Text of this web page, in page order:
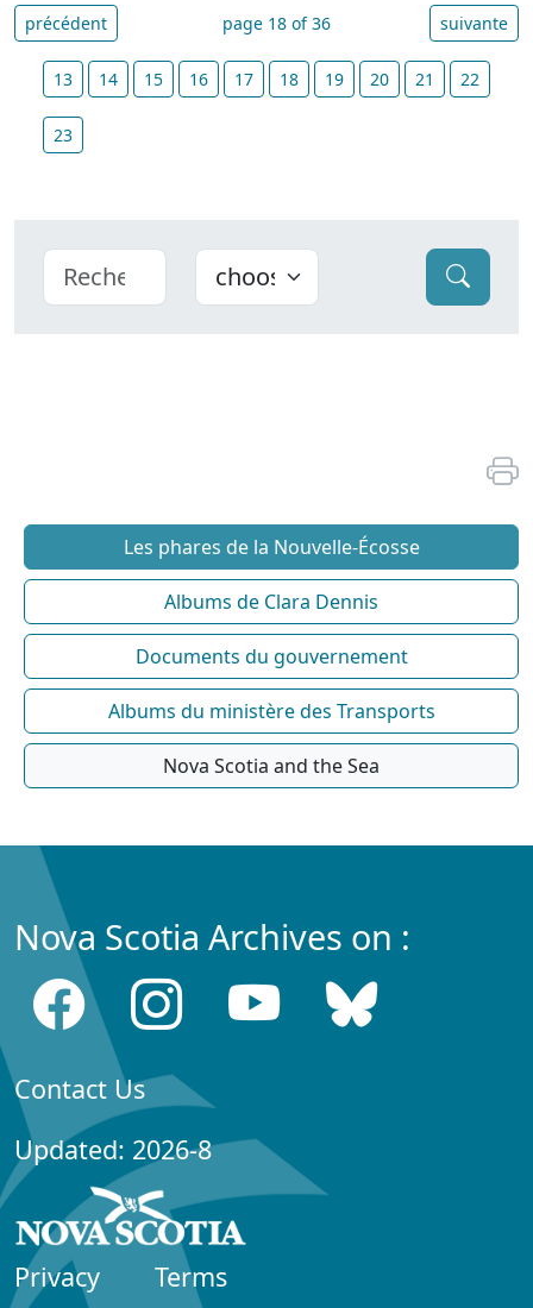
précédent page 18 of 36 suivante
13 14 15 16 17 18 19 20 21 22
23
Les phares de la Nouvelle-Écosse
Albums de Clara Dennis
Documents du gouvernement
Albums du ministère des Transports
Nova Scotia and the Sea
Nova Scotia Archives on :
Contact Us
Updated: 2026-8
Privacy Terms